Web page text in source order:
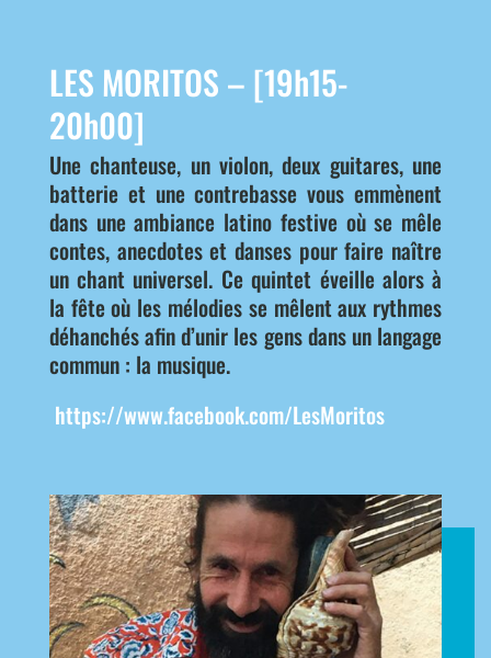
LES MORITOS – [19h15-
20h00]
Une chanteuse, un violon, deux guitares, une
batterie et une contrebasse vous emmènent
dans une ambiance latino festive où se mêle
contes, anecdotes et danses pour faire naître
un chant universel. Ce quintet éveille alors à
la fête où les mélodies se mêlent aux rythmes
déhanchés afin d’unir les gens dans un langage
commun : la musique.
https://www.facebook.com/LesMoritos